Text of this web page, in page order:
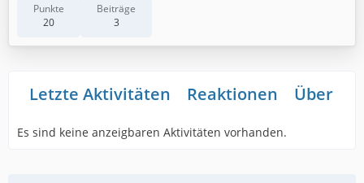
Punkte
20
Beiträge
3
Letzte Aktivitäten Reaktionen Über
Es sind keine anzeigbaren Aktivitäten vorhanden.